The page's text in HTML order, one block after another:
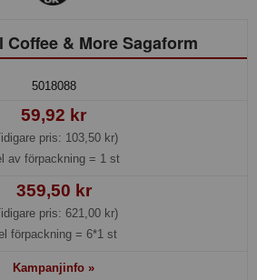
Coffee & More Sagaform
5018088
59,92 kr
pris: 103,50 kr)
av förpackning = 1 st
359,50 kr
pris: 621,00 kr)
förpackning = 6*1 st
Kampanjinfo »